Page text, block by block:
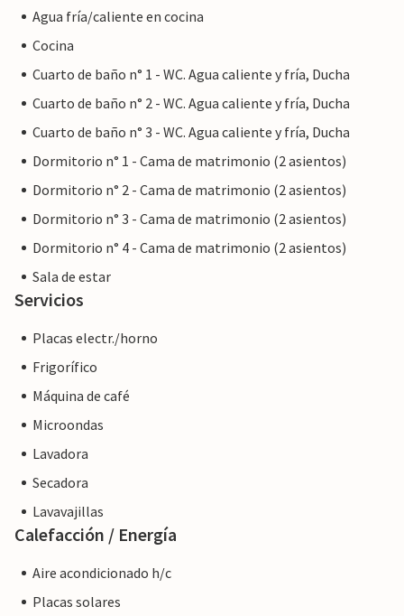
Agua fría/caliente en cocina
Cocina
Cuarto de baño n° 1 - WC. Agua caliente y fría, Ducha
Cuarto de baño n° 2 - WC. Agua caliente y fría, Ducha
Cuarto de baño n° 3 - WC. Agua caliente y fría, Ducha
Dormitorio n° 1 - Cama de matrimonio (2 asientos)
Dormitorio n° 2 - Cama de matrimonio (2 asientos)
Dormitorio n° 3 - Cama de matrimonio (2 asientos)
Dormitorio n° 4 - Cama de matrimonio (2 asientos)
Sala de estar
Servicios
Placas electr./horno
Frigorífico
Máquina de café
Microondas
Lavadora
Secadora
Lavavajillas
Calefacción / Energía
Aire acondicionado h/c
Placas solares